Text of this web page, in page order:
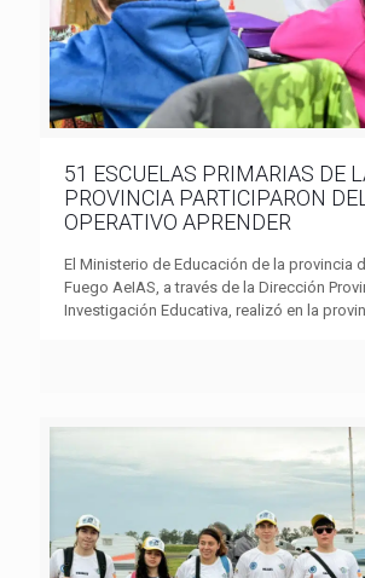
51 ESCUELAS PRIMARIAS DE
PROVINCIA PARTICIPARON DEL
OPERATIVO APRENDER
El Ministerio de Educación de la provincia
Fuego AeIAS, a través de la Dirección
Investigación Educativa, realizó en la